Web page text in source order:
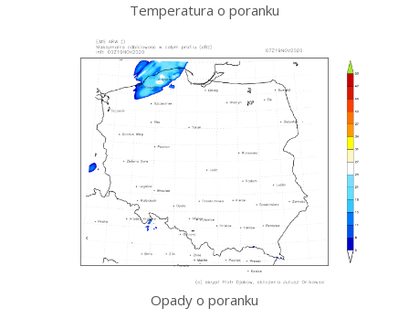
Temperatura o poranku
Opady o poranku